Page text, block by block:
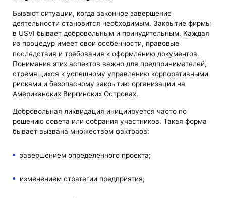
Бывают ситуации, когда законное завершение
деятельности становится необходимым. Закрытие фирмы
в USVI бывает добровольным и принудительным. Каждая
из процедур имеет свои особенности, правовые
последствия и требования к оформлению документов.
Понимание этих аспектов важно для предпринимателей,
стремящихся к успешному управлению корпоративными
рисками и безопасному закрытию организации на
Американских Виргинских Островах.
Добровольная ликвидация инициируется часто по
решению совета или собрания участников. Такая форма
бывает вызвана множеством факторов:
завершением определенного проекта;
изменением стратегии предприятия;